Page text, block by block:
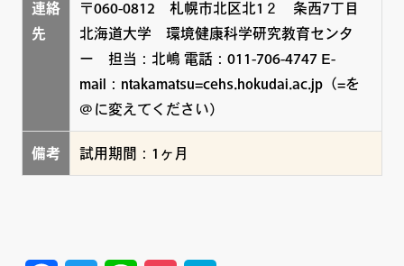
連絡
先
〒060-0812 札幌市北区北1２ 条西7丁目
北海道大学 環境健康科学研究教育センタ
ー 担当：北嶋 電話：011-706-4747 E-
mail：ntakamatsu=cehs.hokudai.ac.jp（=を
@に変えてください）
備考 試用期間：1ヶ月